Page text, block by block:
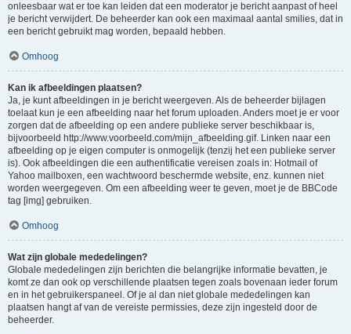
onleesbaar wat er toe kan leiden dat een moderator je bericht aanpast of heel
je bericht verwijdert. De beheerder kan ook een maximaal aantal smilies, dat in
een bericht gebruikt mag worden, bepaald hebben.
Omhoog
Kan ik afbeeldingen plaatsen?
Ja, je kunt afbeeldingen in je bericht weergeven. Als de beheerder bijlagen
toelaat kun je een afbeelding naar het forum uploaden. Anders moet je er voor
zorgen dat de afbeelding op een andere publieke server beschikbaar is,
bijvoorbeeld http://www.voorbeeld.com/mijn_afbeelding.gif. Linken naar een
afbeelding op je eigen computer is onmogelijk (tenzij het een publieke server
is). Ook afbeeldingen die een authentificatie vereisen zoals in: Hotmail of
Yahoo mailboxen, een wachtwoord beschermde website, enz. kunnen niet
worden weergegeven. Om een afbeelding weer te geven, moet je de BBCode
tag [img] gebruiken.
Omhoog
Wat zijn globale mededelingen?
Globale mededelingen zijn berichten die belangrijke informatie bevatten, je
komt ze dan ook op verschillende plaatsen tegen zoals bovenaan ieder forum
en in het gebruikerspaneel. Of je al dan niet globale mededelingen kan
plaatsen hangt af van de vereiste permissies, deze zijn ingesteld door de
beheerder.